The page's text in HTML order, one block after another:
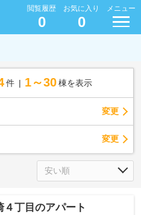
閲覧履歴
0
お気に入り
0
メニュー
件 1～30 棟を表示
変更
変更
４丁目のアパート